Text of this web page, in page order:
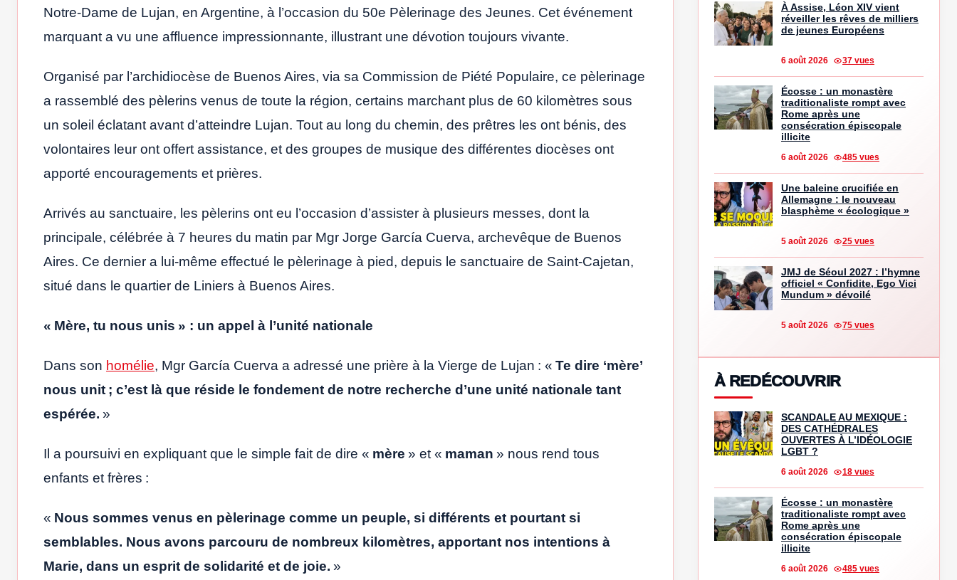
Notre-Dame de Lujan, en Argentine, à l’occasion du 50e Pèlerinage des Jeunes. Cet événement
marquant a vu une affluence impressionnante, illustrant une dévotion toujours vivante.
Organisé par l’archidiocèse de Buenos Aires, via sa Commission de Piété Populaire, ce pèlerinage
a rassemblé des pèlerins venus de toute la région, certains marchant plus de 60 kilomètres sous
un soleil éclatant avant d’atteindre Lujan. Tout au long du chemin, des prêtres les ont bénis, des
volontaires leur ont offert assistance, et des groupes de musique des différentes diocèses ont
apporté encouragements et prières.
Arrivés au sanctuaire, les pèlerins ont eu l’occasion d’assister à plusieurs messes, dont la
principale, célébrée à 7 heures du matin par Mgr Jorge García Cuerva, archevêque de Buenos
Aires. Ce dernier a lui-même effectué le pèlerinage à pied, depuis le sanctuaire de Saint-Cajetan,
situé dans le quartier de Liniers à Buenos Aires.
« Mère, tu nous unis » : un appel à l’unité nationale
Dans son homélie, Mgr García Cuerva a adressé une prière à la Vierge de Lujan : « Te dire ‘mère’
nous unit ; c’est là que réside le fondement de notre recherche d’une unité nationale tant
espérée. »
Il a poursuivi en expliquant que le simple fait de dire « mère » et « maman » nous rend tous
enfants et frères :
« Nous sommes venus en pèlerinage comme un peuple, si différents et pourtant si
semblables. Nous avons parcouru de nombreux kilomètres, apportant nos intentions à
Marie, dans un esprit de solidarité et de joie. »
À Assise, Léon XIV vient
réveiller les rêves de milliers
de jeunes Européens
6 août 2026 37 vues
Écosse : un monastère
traditionaliste rompt avec
Rome après une
consécration épiscopale
illicite
6 août 2026 485 vues
Une baleine crucifiée en
Allemagne : le nouveau
blasphème « écologique »
5 août 2026 25 vues
JMJ de Séoul 2027 : l’hymne
officiel « Confidite, Ego Vici
Mundum » dévoilé
5 août 2026 75 vues
À REDÉCOUVRIR
SCANDALE AU MEXIQUE :
DES CATHÉDRALES
OUVERTES À L’IDÉOLOGIE
LGBT ?
6 août 2026 18 vues
Écosse : un monastère
traditionaliste rompt avec
Rome après une
consécration épiscopale
illicite
6 août 2026 485 vues